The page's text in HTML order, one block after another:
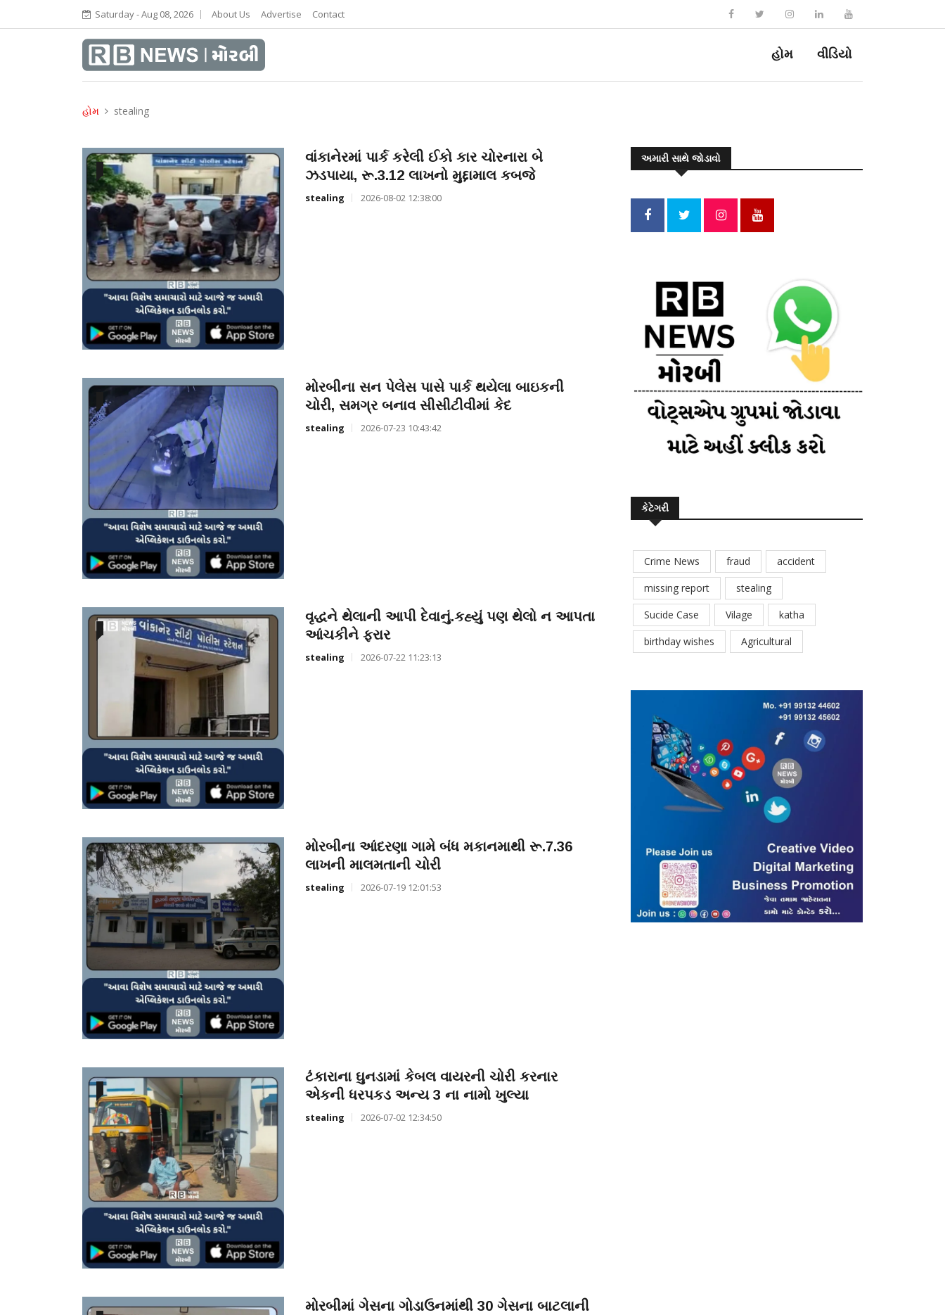
Saturday - Aug 08, 2026 About Us Advertise Contact
હોમ વીડિયો
હોમ stealing
વાંકાનેરમાં પાર્ક કરેલી ઈકો કાર ચોરનારા બે
ઝડપાયા, રૂ.3.12 લાખનો મુદ્દામાલ કબજે
stealing 2026-08-02 12:38:00
મોરબીના સન પેલેસ પાસે પાર્ક થયેલા બાઇકની
ચોરી, સમગ્ર બનાવ સીસીટીવીમાં કેદ
stealing 2026-07-23 10:43:42
વૃદ્ધને થેલાની આપી દેવાનું.કહ્યું પણ થેલો ન આપતા
આંચકીને ફરાર
stealing 2026-07-22 11:23:13
મોરબીના આંદરણા ગામે બંધ મકાનમાથી રૂ.7.36
લાખની માલમતાની ચોરી
stealing 2026-07-19 12:01:53
ટંકારાના ઘુનડામાં કેબલ વાયરની ચોરી કરનાર
એકની ધરપકડ અન્ય 3 ના નામો ખુલ્યા
stealing 2026-07-02 12:34:50
મોરબીમાં ગેસના ગોડાઉનમાંથી 30 ગેસના બાટલાની
અમારી સાથે જોડાવો
કેટેગરી
Crime News fraud
accident
missing report
stealing
Sucide Case
Vilage
katha
birthday wishes
Agricultural